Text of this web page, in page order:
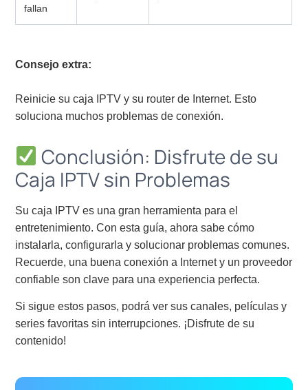
fallan
Consejo extra:
Reinicie su caja IPTV y su router de Internet. Esto
soluciona muchos problemas de conexión.
Conclusión: Disfrute de su
Caja IPTV sin Problemas
Su caja IPTV es una gran herramienta para el
entretenimiento. Con esta guía, ahora sabe cómo
instalarla, configurarla y solucionar problemas comunes.
Recuerde, una buena conexión a Internet y un proveedor
confiable son clave para una experiencia perfecta.
Si sigue estos pasos, podrá ver sus canales, películas y
series favoritas sin interrupciones. ¡Disfrute de su
contenido!